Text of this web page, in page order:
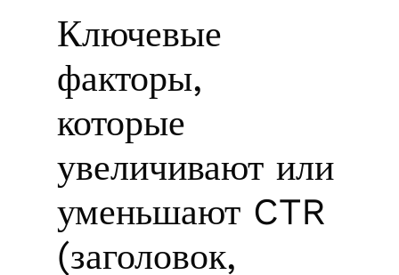
Ключевые
факторы,
которые
увеличивают или
уменьшают CTR
(заголовок,